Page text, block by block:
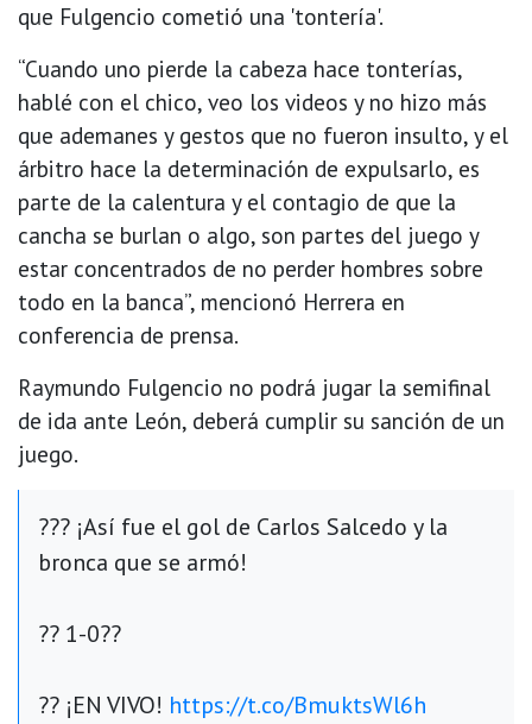
que Fulgencio cometió una 'tontería'.
“Cuando uno pierde la cabeza hace tonterías,
hablé con el chico, veo los videos y no hizo más
que ademanes y gestos que no fueron insulto, y el
árbitro hace la determinación de expulsarlo, es
parte de la calentura y el contagio de que la
cancha se burlan o algo, son partes del juego y
estar concentrados de no perder hombres sobre
todo en la banca”, mencionó Herrera en
conferencia de prensa.
Raymundo Fulgencio no podrá jugar la semifinal
de ida ante León, deberá cumplir su sanción de un
juego.
??? ¡Así fue el gol de Carlos Salcedo y la
bronca que se armó!
?? 1-0??
?? ¡EN VIVO! https://t.co/BmuktsWl6h